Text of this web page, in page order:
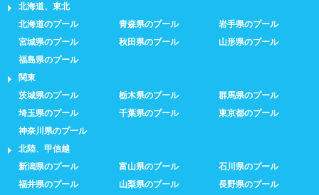
北海道、東北
北海道のプール
青森県のプール
岩手県のプール
宮城県のプール
秋田県のプール
山形県のプール
福島県のプール
関東
茨城県のプール
栃木県のプール
群馬県のプール
埼玉県のプール
千葉県のプール
東京都のプール
神奈川県のプール
北陸、甲信越
新潟県のプール
富山県のプール
石川県のプール
福井県のプール
山梨県のプール
長野県のプール